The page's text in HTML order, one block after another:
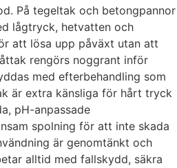
På tegeltak och betongpannor
lågtryck, hetvatten och
att lösa upp påväxt utan att
rengörs noggrant inför
med efterbehandling som
är extra känsliga för hårt tryck
pH-anpassade
spolning för att inte skada
är genomtänkt och
alltid med fallskydd, säkra